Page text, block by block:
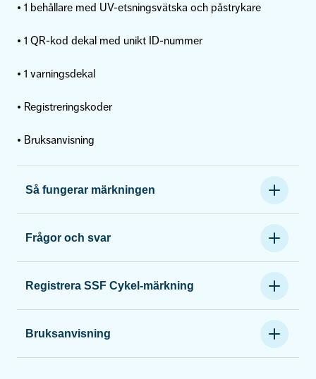
• 1 behållare med UV-etsningsvätska och påstrykare
• 1 QR-kod dekal med unikt ID-nummer
• 1 varningsdekal
• Registreringskoder
• Bruksanvisning
Så fungerar märkningen
Frågor och svar
Registrera SSF Cykel-märkning
Bruksanvisning